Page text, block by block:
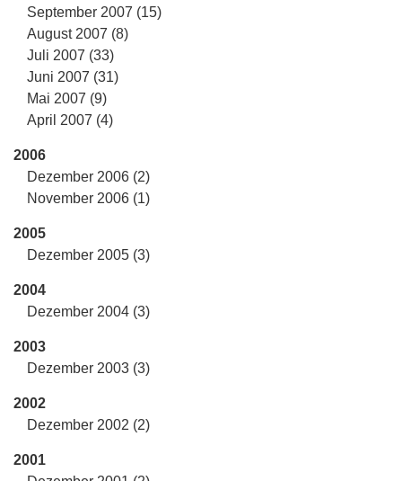
September 2007 (15)
August 2007 (8)
Juli 2007 (33)
Juni 2007 (31)
Mai 2007 (9)
April 2007 (4)
2006
Dezember 2006 (2)
November 2006 (1)
2005
Dezember 2005 (3)
2004
Dezember 2004 (3)
2003
Dezember 2003 (3)
2002
Dezember 2002 (2)
2001